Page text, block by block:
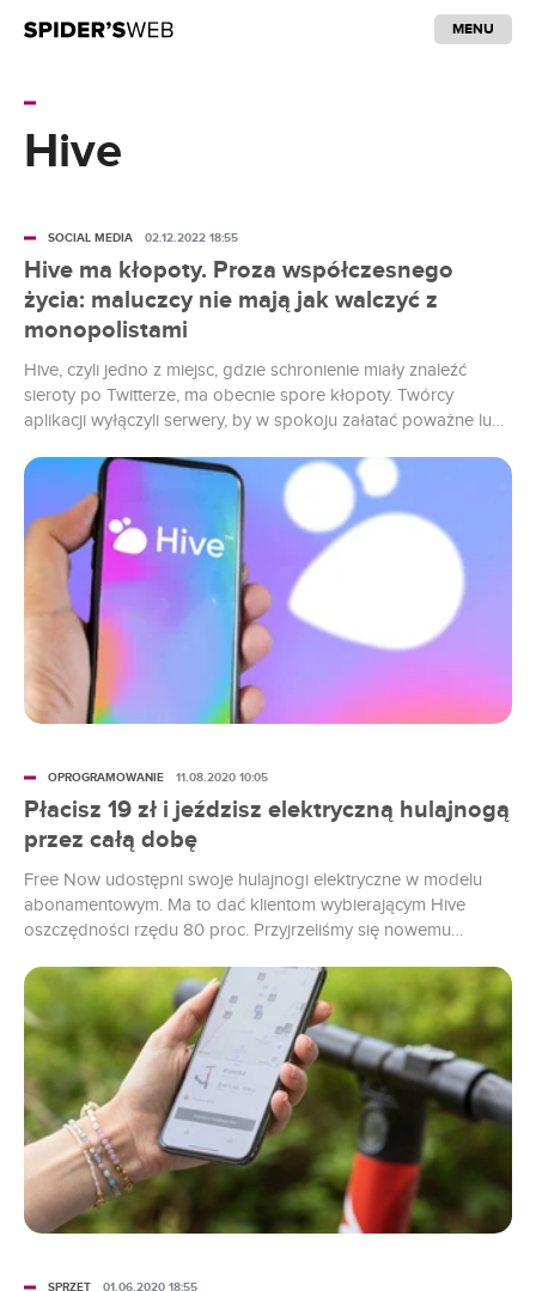
MENU
Hive
Hive ma kłopoty. Proza współczesnego
życia: maluczcy nie mają jak walczyć z
monopolistami
Hive, czyli jedno z miejsc, gdzie schronienie miały znaleźć
sieroty po Twitterze, ma obecnie spore kłopoty. Twórcy
aplikacji wyłączyli serwery, by w spokoju załatać poważne luki
nam na żywo śledzić, jak wygląda walka Dawida z Goliatem.
SOCIAL MEDIA 02.12.2022 18:55
Płacisz 19 zł i jeździsz elektryczną hulajnogą
przez całą dobę
Free Now udostępni swoje hulajnogi elektryczne w modelu
abonamentowym. Ma to dać klientom wybierającym Hive
oszczędności rzędu 80 proc. Przyjrzeliśmy się nowemu
OPROGRAMOWANIE 11.08.2020 10:05
SPRZĘT 01.06.2020 18:55